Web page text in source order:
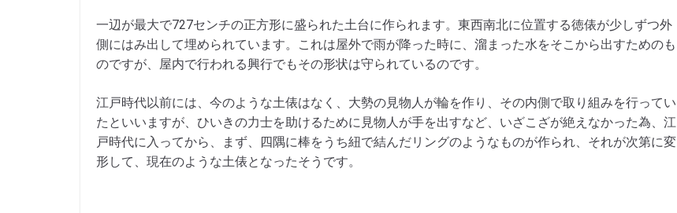
一辺が最大で727センチの正方形に盛られた土台に作られます。東西南北に位置する徳俵が少しずつ外
側にはみ出して埋められています。これは屋外で雨が降った時に、溜まった水をそこから出すためのも
のですが、屋内で行われる興行でもその形状は守られているのです。
江戸時代以前には、今のような土俵はなく、大勢の見物人が輪を作り、その内側で取り組みを行ってい
たといいますが、ひいきの力士を助けるために見物人が手を出すなど、いざこざが絶えなかった為、江
戸時代に入ってから、まず、四隅に棒をうち紐で結んだリングのようなものが作られ、それが次第に変
形して、現在のような土俵となったそうです。